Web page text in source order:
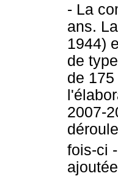
- La
ans.
1944)
de
de
2007-
fois-ci